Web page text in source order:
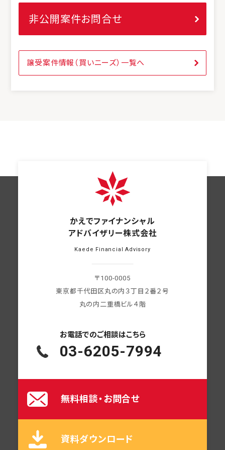
非公開案件お問合せ
譲受案件情報（買いニーズ）一覧へ
かえでファイナンシャル
アドバイザリー株式会社
Kaede Financial Advisory
〒100-0005
東京都千代田区丸の内３丁目２番２号
丸の内二重橋ビル４階
お電話でのご相談はこちら
03-6205-7994
無料相談・お問合せ
資料ダウンロード